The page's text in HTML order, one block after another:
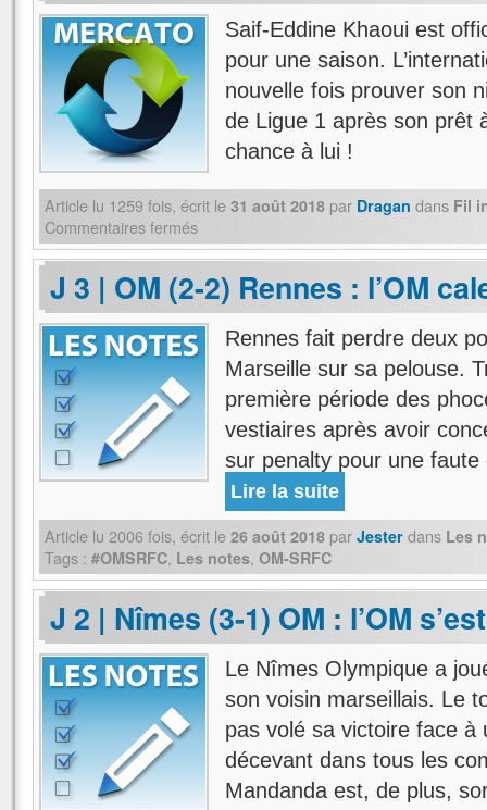
Saif-Eddine Khaoui est
pour une saison.
nouvelle fois prouver son
de Ligue 1 après son prêt
chance à lui !
Article lu 1259 fois, écrit le 31 août 2018 par Dragan dans Fil
Commentaires fermés
J 3 | OM (2-2) Rennes : l’OM
Rennes fait perdre deux
Marseille sur sa pelouse.
première période des
vestiaires après avoir
sur penalty pour une
Lire la suite
Article lu 2006 fois, écrit le 26 août 2018 par Jester dans Les
Tags : #OMSRFC, Les notes, OM-SRFC
J 2 | Nîmes (3-1) OM : l’OM
Le Nîmes Olympique a
son voisin marseillais. Le
pas volé sa victoire face à
décevant dans tous les
Mandanda est, de plus,